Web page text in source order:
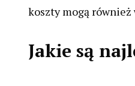
koszty mogą
Jakie są